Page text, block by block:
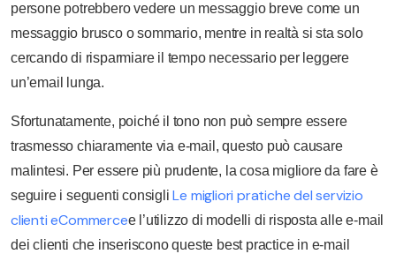
persone potrebbero vedere un messaggio breve come un
messaggio brusco o sommario, mentre in realtà si sta solo
cercando di risparmiare il tempo necessario per leggere
un’email lunga.
Sfortunatamente, poiché il tono non può sempre essere
trasmesso chiaramente via e-mail, questo può causare
malintesi. Per essere più prudente, la cosa migliore da fare è
seguire i seguenti consigliLe migliori pratiche del servizio
clienti eCommercee l’utilizzo di modelli di risposta alle e-mail
dei clienti che inseriscono queste best practice in e-mail